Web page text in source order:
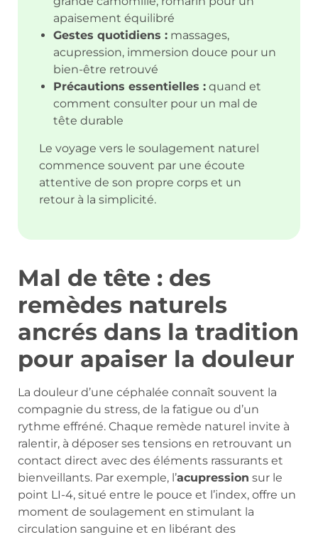
apaisement équilibré
Gestes quotidiens : massages,
acupression, immersion douce pour un
bien-être retrouvé
Précautions essentielles : quand et
comment consulter pour un mal de
tête durable
Le voyage vers le soulagement naturel
commence souvent par une écoute
attentive de son propre corps et un
retour à la simplicité.
Mal de tête : des
remèdes naturels
ancrés dans la tradition
pour apaiser la douleur
La douleur d’une céphalée connaît souvent la
compagnie du stress, de la fatigue ou d’un
rythme effréné. Chaque remède naturel invite à
ralentir, à déposer ses tensions en retrouvant un
contact direct avec des éléments rassurants et
bienveillants. Par exemple, l’acupression sur le
point LI-4, situé entre le pouce et l’index, offre un
moment de soulagement en stimulant la
circulation sanguine et en libérant des